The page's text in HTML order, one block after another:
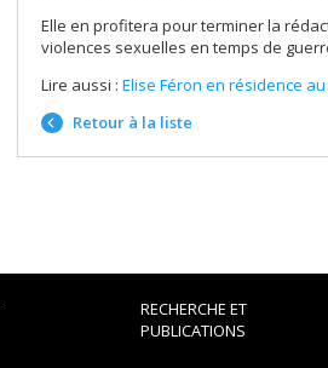
Elle en profitera pour terminer la
violences sexuelles en temps de
Lire aussi : Elise Féron en résidence au
Retour à la liste
RECHERCHE ET
PUBLICATIONS